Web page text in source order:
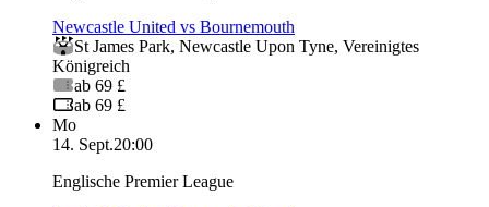
Newcastle United vs Bournemouth
St James Park, Newcastle Upon Tyne, Vereinigtes
Königreich
ab 69 £
ab 69 £
Mo
14. Sept.20:00
Englische Premier League